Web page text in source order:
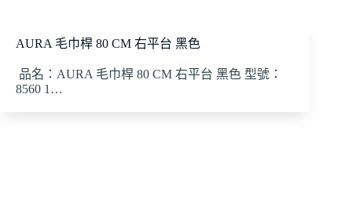
AURA 毛巾桿 80 CM 右平台 黑色
品名：AURA 毛巾桿 80 CM 右平台 黑色 型號：
8560 1…